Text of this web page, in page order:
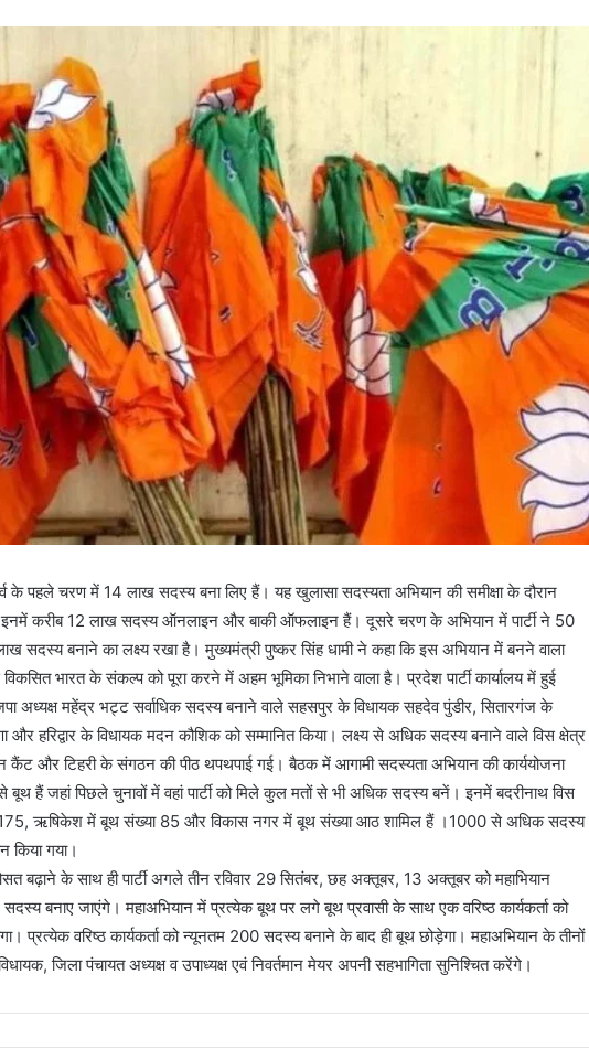
के पहले चरण में 14 लाख सदस्य बना लिए हैं। यह खुलासा सदस्यता अभियान की समीक्षा के दौरान
करीब 12 लाख सदस्य ऑनलाइन और बाकी ऑफलाइन हैं। दूसरे चरण के अभियान में पार्टी ने 50
सदस्य बनाने का लक्ष्य रखा है। मुख्यमंत्री पुष्कर सिंह धामी ने कहा कि इस अभियान में बनने वाला
भारत के संकल्प को पूरा करने में अहम भूमिका निभाने वाला है। प्रदेश पार्टी कार्यालय में हुई
अध्यक्ष महेंद्र भट्ट सर्वाधिक सदस्य बनाने वाले सहसपुर के विधायक सहदेव पुंडीर, सितारगंज के
और हरिद्वार के विधायक मदन कौशिक को सम्मानित किया। लक्ष्य से अधिक सदस्य बनाने वाले विस क्षेत्र
कैंट और टिहरी के संगठन की पीठ थपथपाई गई। बैठक में आगामी सदस्यता अभियान की कार्ययोजना
बूथ हैं जहां पिछले चुनावों में वहां पार्टी को मिले कुल मतों से भी अधिक सदस्य बनें। इनमें बदरीनाथ विस
ऋषिकेश में बूथ संख्या 85 और विकास नगर में बूथ संख्या आठ शामिल हैं ।1000 से अधिक सदस्य
किया गया।
के साथ ही पार्टी अगले तीन रविवार 29 सितंबर, छह अक्तूबर, 13 अक्तूबर को महाभियान
बनाए जाएंगे। महाअभियान में प्रत्येक बूथ पर लगे बूथ प्रवासी के साथ एक वरिष्ठ कार्यकर्ता को
प्रत्येक वरिष्ठ कार्यकर्ता को न्यूनतम 200 सदस्य बनाने के बाद ही बूथ छोड़ेगा। महाअभियान के तीनों
जिला पंचायत अध्यक्ष व उपाध्यक्ष एवं निवर्तमान मेयर अपनी सहभागिता सुनिश्चित करेंगे।